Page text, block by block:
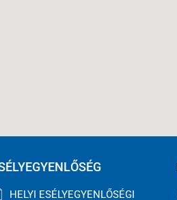
HELYI ESÉLYEGYENLŐSÉGI